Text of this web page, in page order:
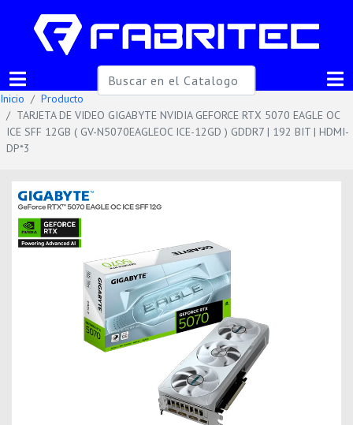
Inicio
Producto
TARJETA DE VIDEO GIGABYTE NVIDIA GEFORCE RTX 5070 EAGLE OC
ICE SFF 12GB ( GV-N5070EAGLEOC ICE-12GD ) GDDR7 | 192 BIT | HDMI-
DP*3